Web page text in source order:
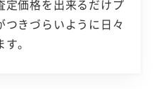
定価格を出来るだけプ
つきづらいように日々
。